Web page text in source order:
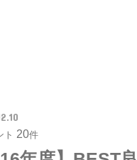
ト 20件